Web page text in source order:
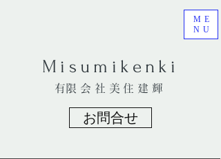
​Misumikenki
​有限会社美住建輝
お問合せ
ME
NU